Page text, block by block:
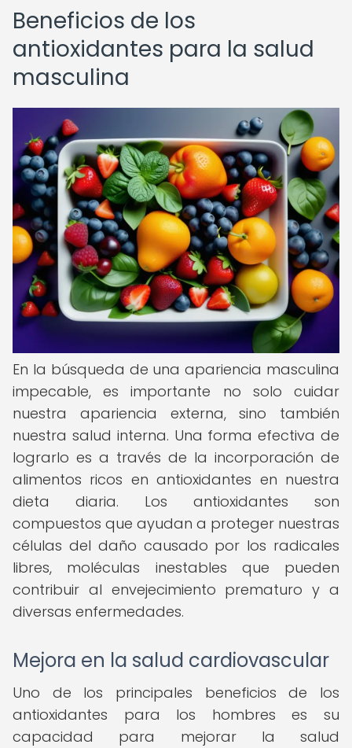
Beneficios de los
antioxidantes para la salud
masculina
En la búsqueda de una apariencia masculina
impecable, es importante no solo cuidar
nuestra apariencia externa, sino también
nuestra salud interna. Una forma efectiva de
lograrlo es a través de la incorporación de
alimentos ricos en antioxidantes en nuestra
dieta diaria. Los antioxidantes son
compuestos que ayudan a proteger nuestras
células del daño causado por los radicales
libres, moléculas inestables que pueden
contribuir al envejecimiento prematuro y a
diversas enfermedades.
Mejora en la salud cardiovascular
Uno de los principales beneficios de los
antioxidantes para los hombres es su
capacidad para mejorar la salud